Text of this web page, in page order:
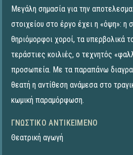
Μεγάλη σημασία για την
στοιχείου στο έργο έχει η «όψη»: η
θηριόμορφοι χοροί, τα υπερβολικά
τεράστιες κοιλιές, ο τεχνητός
προσωπεία. Με τα παραπάνω
θεατή η αντίθεση ανάμεσα στο
κωμική παραμόρφωση.
ΓΝΩΣΤΙΚΌ ΑΝΤΙΚΕΊΜΕΝΟ
Θεατρική αγωγή